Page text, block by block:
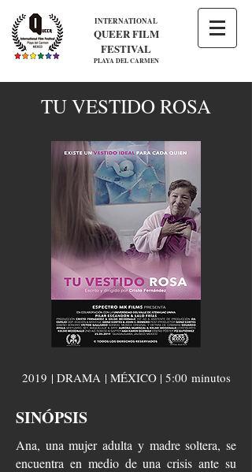
INTERNATIONAL
QUEER FILM
FESTIVAL
PLAYA DEL CARMEN
TU VESTIDO ROSA
2019 | DRAMA | MÉXICO | 5:00 minutos
SINÓPSIS
Ana, una mujer adulta y madre soltera, se
encuentra en medio de una crisis ante su